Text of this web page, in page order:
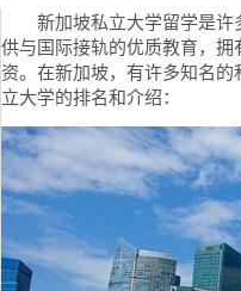
新加坡私立大学留学是许
供与国际接轨的优质教育，
资。在新加坡，有许多知名
立大学的排名和介绍：